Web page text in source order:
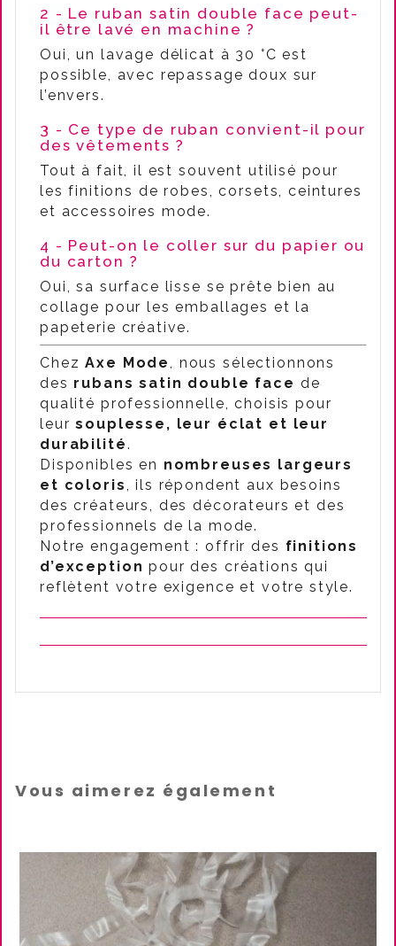
2 - Le ruban satin double face peut-
il être lavé en machine ?
Oui, un lavage délicat à 30 °C est
possible, avec repassage doux sur
l’envers.
3 - Ce type de ruban convient-il pour
des vêtements ?
Tout à fait, il est souvent utilisé pour
les finitions de robes, corsets, ceintures
et accessoires mode.
4 - Peut-on le coller sur du papier ou
du carton ?
Oui, sa surface lisse se prête bien au
collage pour les emballages et la
papeterie créative.
ChezAxe Mode, nous sélectionnons
des rubans satin double face de
qualité professionnelle, choisis pour
leursouplesse, leur éclat et leur
durabilité.
Disponibles en nombreuses largeurs
et coloris, ils répondent aux besoins
des créateurs, des décorateurs et des
professionnels de la mode.
Notre engagement : offrir des finitions
d’exception pour des créations qui
reflètent votre exigence et votre style.
Vous aimerez également